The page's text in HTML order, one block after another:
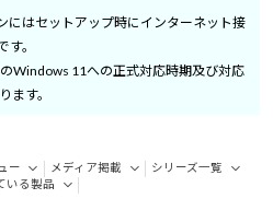
はセットアップ時にインターネット接
。
Windows 11への正式対応時期及び対応
ます。
ー メディア掲載
シリーズ一覧
いる製品